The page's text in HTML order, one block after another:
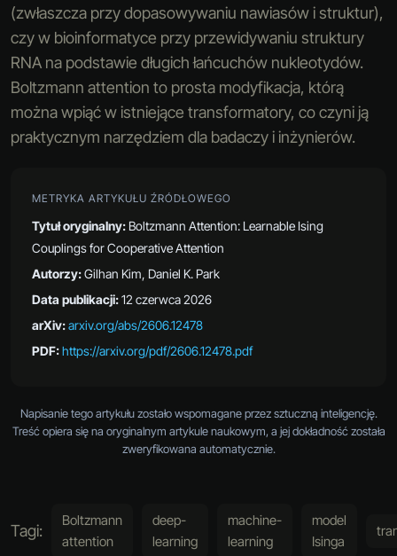
(zwłaszcza przy dopasowywaniu nawiasów i struktur),
czy w bioinformatyce przy przewidywaniu struktury
RNA na podstawie długich łańcuchów nukleotydów.
Boltzmann attention to prosta modyfikacja, którą
można wpiąć w istniejące transformatory, co czyni ją
praktycznym narzędziem dla badaczy i inżynierów.
METRYKA ARTYKUŁU ŹRÓDŁOWEGO
Tytuł oryginalny: Boltzmann Attention: Learnable Ising
Couplings for Cooperative Attention
Autorzy:Gilhan Kim, Daniel K. Park
Data publikacji:12 czerwca 2026
arXiv:arxiv.org/abs/2606.12478
PDF:https://arxiv.org/pdf/2606.12478.pdf
Napisanie tego artykułu zostało wspomagane przez sztuczną inteligencję.
Treść opiera się na oryginalnym artykule naukowym, a jej dokładność została
zweryfikowana automatycznie.
Tagi:
Boltzmann
attention
deep-
learning
machine-
learning
model
Isinga